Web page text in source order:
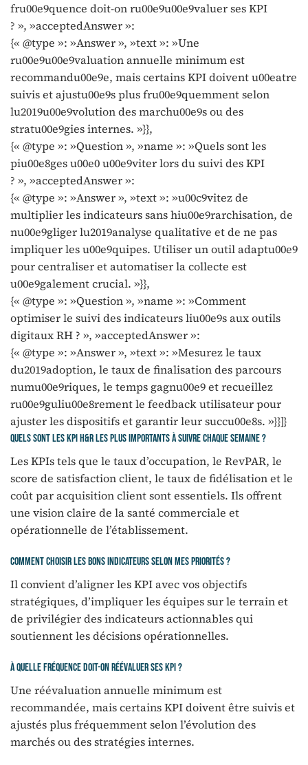
fru00e9quence doit-on ru00e9u00e9valuer ses KPI
? », »acceptedAnswer »:
{« @type »: »Answer », »text »: »Une
ru00e9u00e9valuation annuelle minimum est
recommandu00e9e, mais certains KPI doivent u00eatre
suivis et ajustu00e9s plus fru00e9quemment selon
lu2019u00e9volution des marchu00e9s ou des
stratu00e9gies internes. »}},
{« @type »: »Question », »name »: »Quels sont les
piu00e8ges u00e0 u00e9viter lors du suivi des KPI
? », »acceptedAnswer »:
{« @type »: »Answer », »text »: »u00c9vitez de
multiplier les indicateurs sans hiu00e9rarchisation, de
nu00e9gliger lu2019analyse qualitative et de ne pas
impliquer les u00e9quipes. Utiliser un outil adaptu00e9
pour centraliser et automatiser la collecte est
u00e9galement crucial. »}},
{« @type »: »Question », »name »: »Comment
optimiser le suivi des indicateurs liu00e9s aux outils
digitaux RH ? », »acceptedAnswer »:
{« @type »: »Answer », »text »: »Mesurez le taux
du2019adoption, le taux de finalisation des parcours
numu00e9riques, le temps gagnu00e9 et recueillez
ru00e9guliu00e8rement le feedback utilisateur pour
ajuster les dispositifs et garantir leur succu00e8s. »}}]}
Quels sont les KPI H&R les plus importants à suivre chaque semaine ?
Les KPIs tels que le taux d’occupation, le RevPAR, le
score de satisfaction client, le taux de fidélisation et le
coût par acquisition client sont essentiels. Ils offrent
une vision claire de la santé commerciale et
opérationnelle de l’établissement.
Comment choisir les bons indicateurs selon mes priorités ?
Il convient d’aligner les KPI avec vos objectifs
stratégiques, d’impliquer les équipes sur le terrain et
de privilégier des indicateurs actionnables qui
soutiennent les décisions opérationnelles.
À quelle fréquence doit-on réévaluer ses KPI ?
Une réévaluation annuelle minimum est
recommandée, mais certains KPI doivent être suivis et
ajustés plus fréquemment selon l’évolution des
marchés ou des stratégies internes.